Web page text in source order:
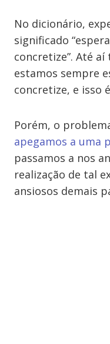
No dicionário,
significado
concretize”. Até
estamos sempre
concretize, e isso
Porém, o
apegamos a uma
passamos a nos
realização de tal
ansiosos demais